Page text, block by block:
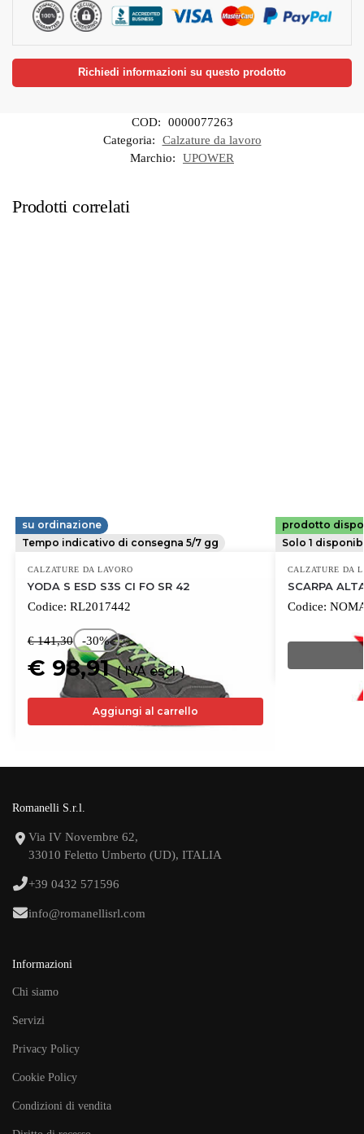
Richiedi informazioni su questo prodotto
COD:
0000077263
Categoria:
Calzature da lavoro
Marchio:
UPOWER
Prodotti correlati
UPOWER
su ordinazione
Tempo indicativo di consegna 5/7 gg
CALZATURE DA LAVORO
YODA S ESD S3S CI FO SR 42
Codice: RL2017442
€ 141,30 -30%
€ 98,91( IVA escl. )
Aggiungi al carrello
DELTA PLUS
prodotto
Solo 1
CALZATURE DA
SCARPA
Codice:
Romanelli S.r.l.
Via IV Novembre 62,
33010 Feletto Umberto (UD), ITALIA
+39 0432 571596
info@romanellisrl.com
Informazioni
Chi siamo
Servizi
Privacy Policy
Cookie Policy
Condizioni di vendita